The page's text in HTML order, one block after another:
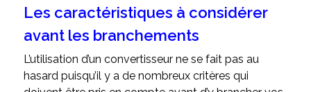
Les caractéristiques à considérer
avant les branchements
L’utilisation d’un convertisseur ne se fait pas au
hasard puisqu’il y a de nombreux critères qui